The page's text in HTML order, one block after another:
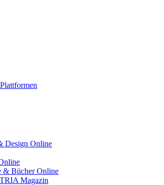
Design Online
& Bücher Online
Magazin